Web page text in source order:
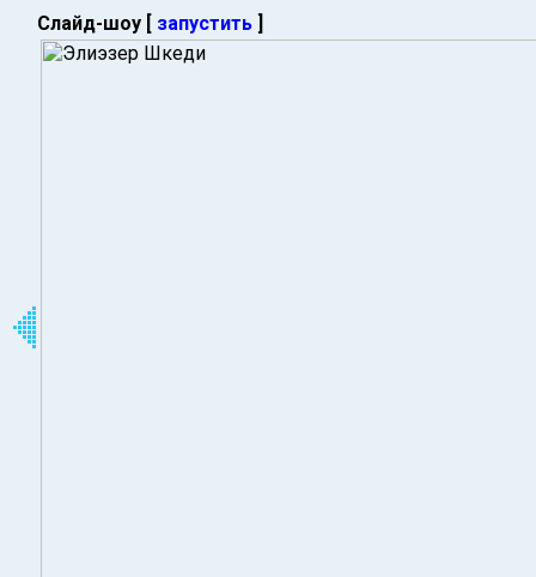
Слайд-шоу [ запустить ]